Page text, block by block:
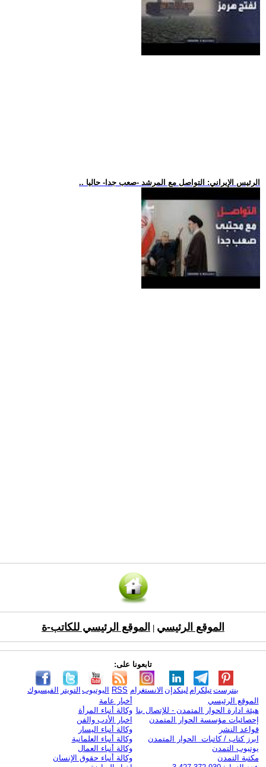
.. الرئيس الإيراني: التواصل مع المرشد -صعب جدا- حاليا
الموقع الرئيسي الموقع الرئيسي للكاتب-ة
تابعونا على:
الفيسبوك التويتر اليوتيوب RSS الانستغرام لينكدإن تيلكرامبنترست
الموقع الرئيسي
هيئة ادارة الحوار المتمدن - للإتصال بنا
إحصائيات مؤسسة الحوار المتمدن
قواعد النشر
ابرز كتاب / كاتبات الحوار المتمدن
يوتيوب التمدن
مكتبة التمدن
أخبار عامة
وكالة أنباء المرأة
اخبار الأدب والفن
وكالة أنباء اليسار
وكالة أنباء العلمانية
وكالة أنباء العمال
وكالة أنباء حقوق الإنسان